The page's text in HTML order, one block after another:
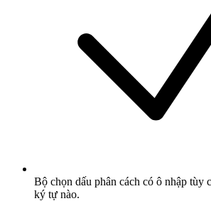
Bộ chọn dấu phân cách có ô nhập tùy
ký tự nào.